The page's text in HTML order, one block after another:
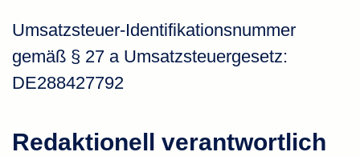
Umsatzsteuer-Identifikationsnummer
gemäß § 27 a Umsatzsteuergesetz:
DE288427792
Redaktionell verantwortlich